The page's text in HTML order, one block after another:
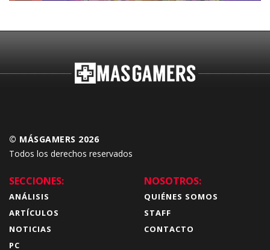
© MÁSGAMERS 2026
Todos los derechos reservados
SECCIONES:
ANÁLISIS
ARTÍCULOS
NOTICIAS
PC
NOSOTROS:
QUIÉNES SOMOS
STAFF
CONTACTO